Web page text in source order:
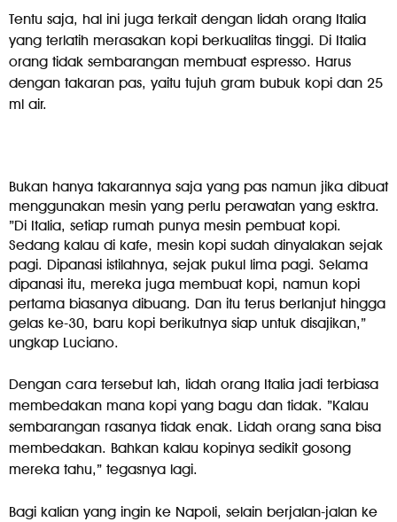
Tentu saja, hal ini juga terkait dengan lidah orang Italia
yang terlatih merasakan kopi berkualitas tinggi. Di Italia
orang tidak sembarangan membuat espresso. Harus
dengan takaran pas, yaitu tujuh gram bubuk kopi dan 25
ml air.
Bukan hanya takarannya saja yang pas namun jika dibuat
menggunakan mesin yang perlu perawatan yang esktra.
”Di Italia, setiap rumah punya mesin pembuat kopi.
Sedang kalau di kafe, mesin kopi sudah dinyalakan sejak
pagi. Dipanasi istilahnya, sejak pukul lima pagi. Selama
dipanasi itu, mereka juga membuat kopi, namun kopi
pertama biasanya dibuang. Dan itu terus berlanjut hingga
gelas ke-30, baru kopi berikutnya siap untuk disajikan,”
ungkap Luciano.
Dengan cara tersebut lah, lidah orang Italia jadi terbiasa
membedakan mana kopi yang bagu dan tidak. ”Kalau
sembarangan rasanya tidak enak. Lidah orang sana bisa
membedakan. Bahkan kalau kopinya sedikit gosong
mereka tahu,” tegasnya lagi.
Bagi kalian yang ingin ke Napoli, selain berjalan-jalan ke